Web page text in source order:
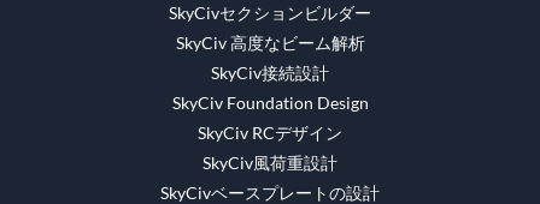
SkyCivセクションビルダー
SkyCiv 高度なビーム解析
SkyCiv接続設計
SkyCiv Foundation Design
SkyCiv RCデザイン
SkyCiv風荷重設計
SkyCivベースプレートの設計